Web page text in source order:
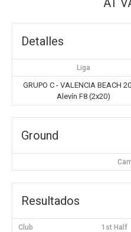
AT
Detalles
Liga
GRUPO C - VALENCIA BEACH
Alevín F8 (2x20)
Ground
Resultados
Club 1st Half